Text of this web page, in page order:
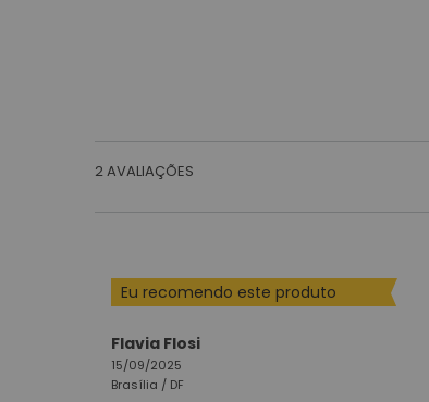
2AVALIAÇÕES
Eu recomendo este produto
Flavia Flosi
15/09/2025
Brasília / DF